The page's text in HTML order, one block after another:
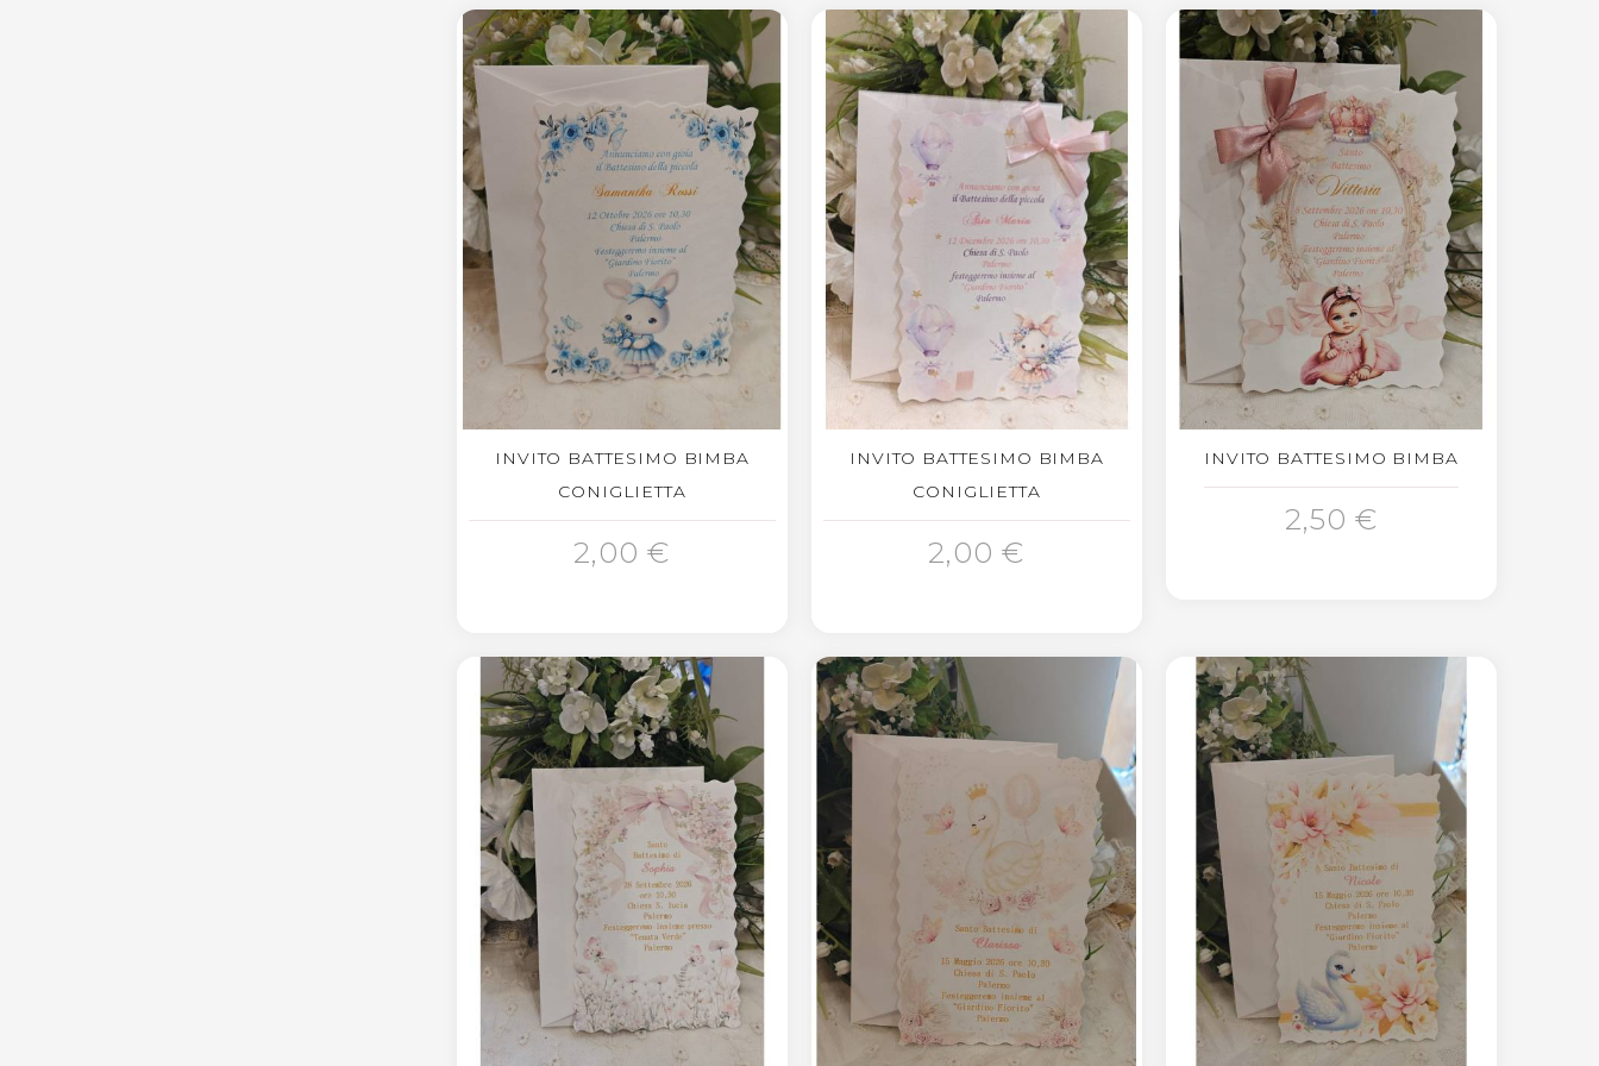
AGGIUNGI AL CARRELLO
INVITO BATTESIMO BIMBA
CONIGLIETTA
2,00 €
AGGIUNGI AL CARRELLO
INVITO BATTESIMO BIMBA
CONIGLIETTA
2,00 €
INVITO BATTESIMO BIMBA
2,50 €